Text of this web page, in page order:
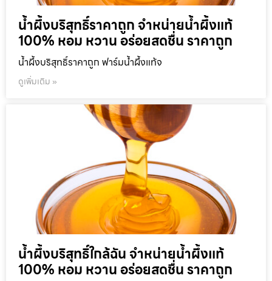
น้ำผึ้งบริสุทธิ์ราคาถูก จำหน่ายน้ำผึ้งแท้
100% หอม หวาน อร่อยสดชื่น ราคาถูก
น้ำผึ้งบริสุทธิ์ราคาถูก ฟาร์มน้ำผึ้งแท้จ
ดูเพิ่มเติม »
น้ำผึ้งบริสุทธิ์ใกล้ฉัน จำหน่ายน้ำผึ้งแท้
100% หอม หวาน อร่อยสดชื่น ราคาถูก